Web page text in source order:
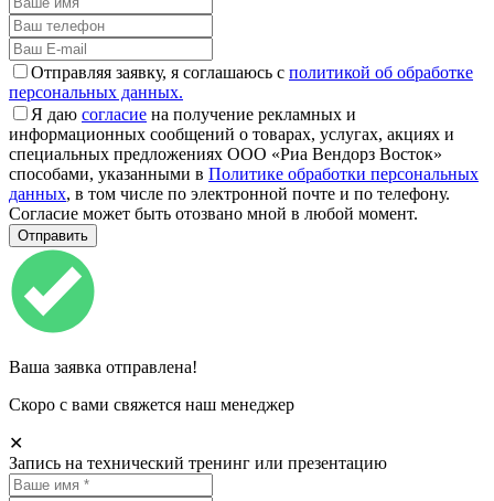
Отправляя заявку, я соглашаюсь с политикой об обработке
персональных данных.
Я даю согласие на получение рекламных и
информационных сообщений о товарах, услугах, акциях и
специальных предложениях ООО «Риа Вендорз Восток»
способами, указанными в Политике обработки персональных
данных, в том числе по электронной почте и по телефону.
Согласие может быть отозвано мной в любой момент.
Ваша заявка отправлена!
Скоро с вами свяжется наш менеджер
✕
Запись на технический тренинг или презентацию